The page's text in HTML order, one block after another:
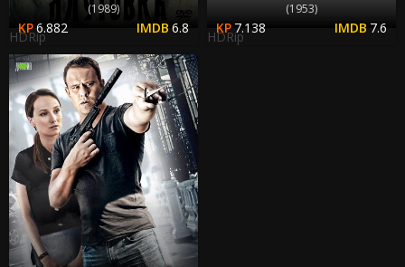
(1989)
6.882 6.8
HDRip
(1953)
7.138 7.6
HDRip